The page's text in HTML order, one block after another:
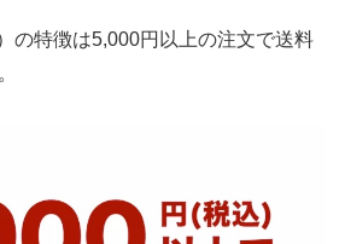
の特徴は5,000円以上の注文で送料